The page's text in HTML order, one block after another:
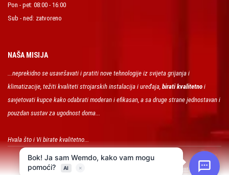
Pon - pet: 08:00 - 16:00
Sub - ned: zatvoreno
NAŠA MISIJA
...neprekidno se usavršavati i pratiti nove tehnologije iz svijeta grijanja i
klimatizacije, težiti kvaliteti strojarskih instalacija i uređaja, birati kvalitetno i
savjetovati kupce kako odabrati moderan i efikasan, a sa druge strane jednostavan i
pouzdan sustav za ugodnost doma...
Hvala što i Vi birate kvalitetno...
FRIGOSAN d.o.o. © Copyright 2026. All Rights Reserved. Sigurnost plaćanja